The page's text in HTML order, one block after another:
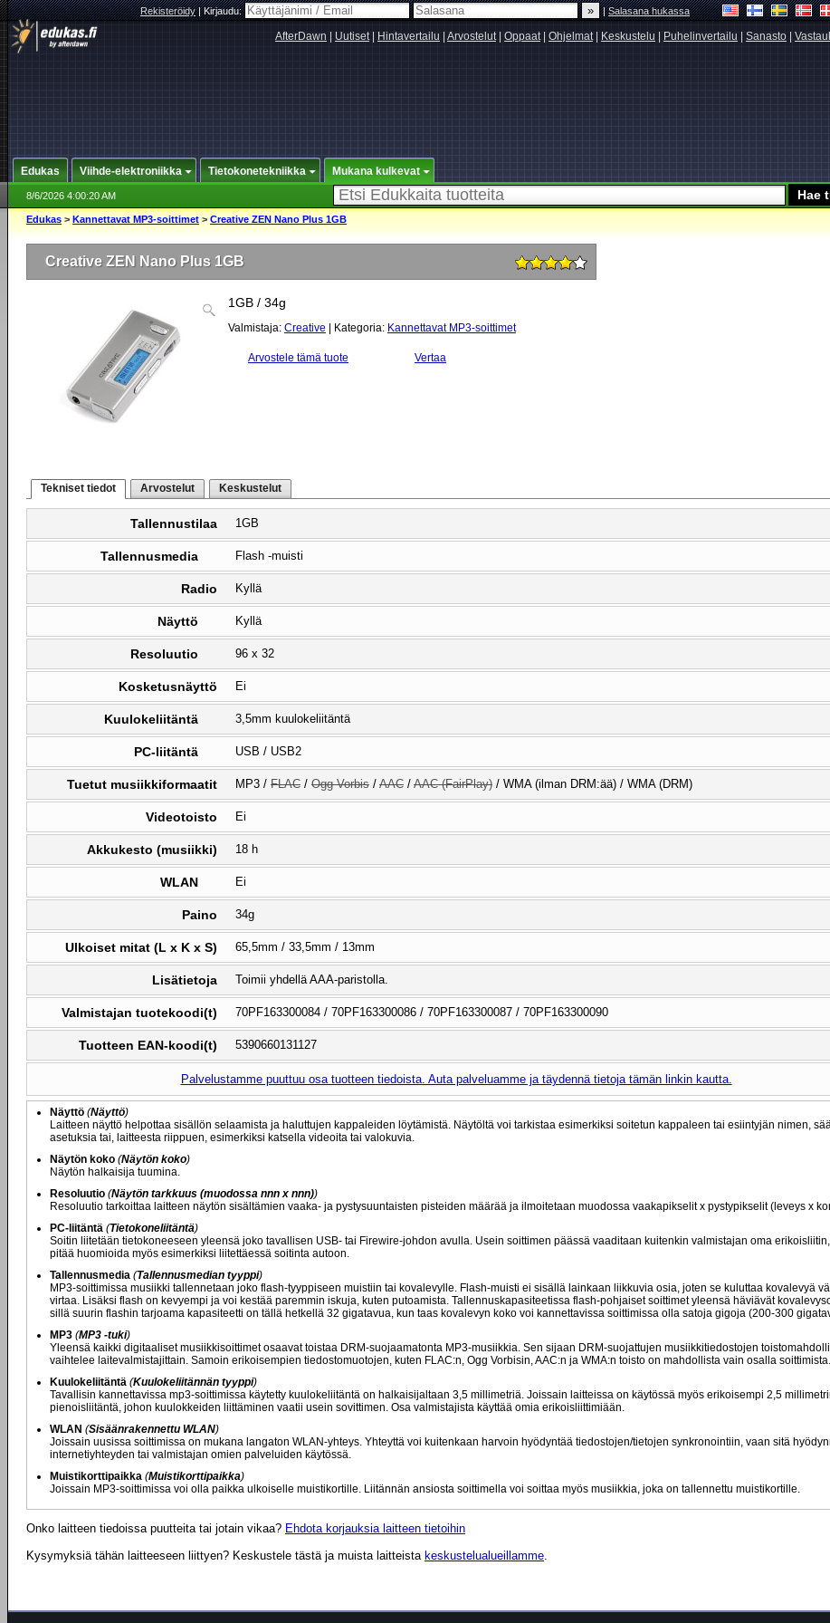
Rekisteröidy|Kirjaudu: |Salasana hukassa
AfterDawn Uutiset| Hintavertailu Arvostelut| Oppaat| Ohjelmat| Keskustelu Puhelinvertailu Sanasto
Edukas Viihde-elektroniikka Tietokonetekniikka Mukana kulkevat
8/6/2026 4:00:20 AM
Edukas > Kannettavat MP3-soittimet > Creative ZEN Nano Plus 1GB
Creative ZEN Nano Plus 1GB
1GB / 34g
Valmistaja: Creative | Kategoria: Kannettavat MP3-soittimet
Arvostele tämä tuote Vertaa
Tekniset tiedot Arvostelut Keskustelut
Tallennustilaa 1GB
Tallennusmedia Flash -muisti
Radio Kyllä
Näyttö Kyllä
Resoluutio 96 x 32
Kosketusnäyttö Ei
Kuulokeliitäntä 3,5mm kuulokeliitäntä
PC-liitäntä USB / USB2
Tuetut musiikkiformaatit MP3 / FLAC / Ogg Vorbis / AAC / AAC (FairPlay) / WMA (ilman DRM:ää) / WMA (DRM)
Videotoisto Ei
Akkukesto (musiikki) 18 h
WLAN Ei
Paino 34g
Ulkoiset mitat (L x K x S) 65,5mm / 33,5mm / 13mm
Lisätietoja Toimii yhdellä AAA-paristolla.
Valmistajan tuotekoodi(t) 70PF163300084 / 70PF163300086 / 70PF163300087 / 70PF163300090
Tuotteen EAN-koodi(t) 5390660131127
Palvelustamme puuttuu osa tuotteen tiedoista. Auta palveluamme ja täydennä tietoja tämän linkin kautta.
Näyttö (Näyttö)
Laitteen näyttö helpottaa sisällön selaamista ja haluttujen kappaleiden löytämistä. Näytöltä voi tarkistaa esimerkiksi soitetun kappaleen tai esiintyjän nimen,
asetuksia tai, laitteesta riippuen, esimerkiksi katsella videoita tai valokuvia.
Näytön koko (Näytön koko)
Näytön halkaisija tuumina.
Resoluutio (Näytön tarkkuus (muodossa nnn x nnn))
Resoluutio tarkoittaa laitteen näytön sisältämien vaaka- ja pystysuuntaisten pisteiden määrää ja ilmoitetaan muodossa vaakapikselit x pystypikselit (leveys x
PC-liitäntä (Tietokoneliitäntä)
Soitin liitetään tietokoneeseen yleensä joko tavallisen USB- tai Firewire-johdon avulla. Usein soittimen päässä vaaditaan kuitenkin valmistajan oma
pitää huomioida myös esimerkiksi liitettäessä soitinta autoon.
Tallennusmedia (Tallennusmedian tyyppi)
MP3-soittimissa musiikki tallennetaan joko flash-tyyppiseen muistiin tai kovalevylle. Flash-muisti ei sisällä lainkaan liikkuvia osia, joten se kuluttaa kovalevyä
virtaa. Lisäksi flash on kevyempi ja voi kestää paremmin iskuja, kuten putoamista. Tallennuskapasiteetissa flash-pohjaiset soittimet yleensä häviävät
sillä suurin flashin tarjoama kapasiteetti on tällä hetkellä 32 gigatavua, kun taas kovalevyn koko voi kannettavissa soittimissa olla satoja gigoja (200-300
MP3 (MP3 -tuki)
Yleensä kaikki digitaaliset musiikkisoittimet osaavat toistaa DRM-suojaamatonta MP3-musiikkia. Sen sijaan DRM-suojattujen musiikkitiedostojen
vaihtelee laitevalmistajittain. Samoin erikoisempien tiedostomuotojen, kuten FLAC:n, Ogg Vorbisin, AAC:n ja WMA:n toisto on mahdollista vain osalla soittimista.
Kuulokeliitäntä (Kuulokeliitännän tyyppi)
Tavallisin kannettavissa mp3-soittimissa käytetty kuulokeliitäntä on halkaisijaltaan 3,5 millimetriä. Joissain laitteissa on käytössä myös erikoisempi 2,5
pienoisliitäntä, johon kuulokkeiden liittäminen vaatii usein sovittimen. Osa valmistajista käyttää omia erikoisliittimiään.
WLAN (Sisäänrakennettu WLAN)
Joissain uusissa soittimissa on mukana langaton WLAN-yhteys. Yhteyttä voi kuitenkaan harvoin hyödyntää tiedostojen/tietojen synkronointiin, vaan sitä
internetiyhteyden tai valmistajan omien palveluiden käytössä.
Muistikorttipaikka (Muistikorttipaikka)
Joissain MP3-soittimissa voi olla paikka ulkoiselle muistikortille. Liitännän ansiosta soittimella voi soittaa myös musiikkia, joka on tallennettu muistikortille.
Onko laitteen tiedoissa puutteita tai jotain vikaa? Ehdota korjauksia laitteen tietoihin
Kysymyksiä tähän laitteeseen liittyen? Keskustele tästä ja muista laitteista keskustelualueillamme.